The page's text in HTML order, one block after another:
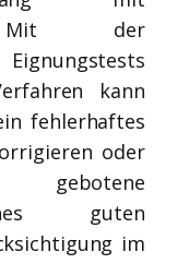
Mit der
kann
fehlerhaftes
oder
guten
im